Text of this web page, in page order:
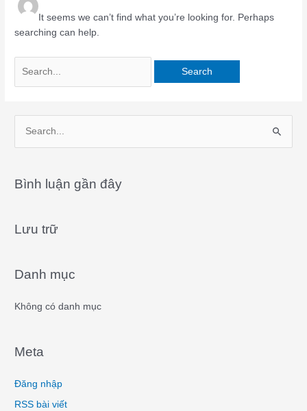
It seems we can’t find what you’re looking for. Perhaps
searching can help.
r
h
:
Bình luận gần đây
Lưu trữ
Danh mục
Không có danh mục
Meta
Đăng nhập
RSS bài viết